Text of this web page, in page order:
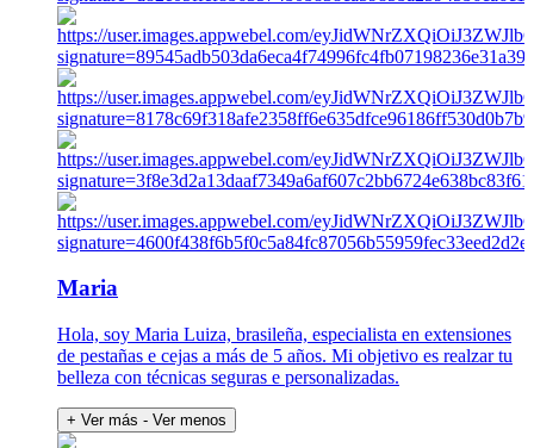
Maria
Hola, soy Maria Luiza, brasileña, especialista en extensiones
de pestañas e cejas a más de 5 años. Mi objetivo es realzar tu
belleza con técnicas seguras e personalizadas.
+ Ver más - Ver menos